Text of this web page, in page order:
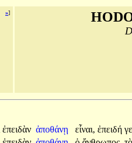
»]
ἐπειδὰν ἀποθάνῃ εἶναι, ἐπειδή